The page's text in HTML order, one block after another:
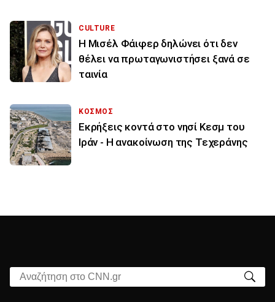
CULTURE
Η Μισέλ Φάιφερ δηλώνει ότι δεν
θέλει να πρωταγωνιστήσει ξανά σε
ταινία
ΚΟΣΜΟΣ
Εκρήξεις κοντά στο νησί Κεσμ του
Ιράν - Η ανακοίνωση της Τεχεράνης
Αναζήτηση στο CNN.gr